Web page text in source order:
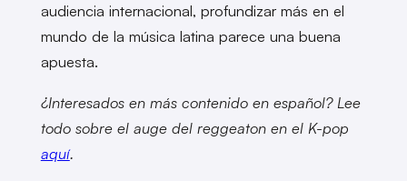
audiencia internacional, profundizar más en el
mundo de la música latina parece una buena
apuesta.
¿Interesados en más contenido en español? Lee
todo sobre el auge del reggeaton en el K-pop
aquí.